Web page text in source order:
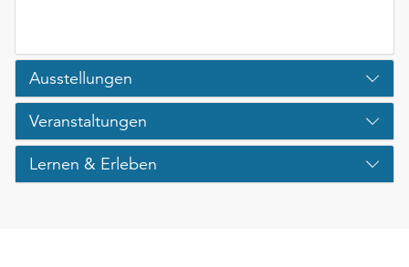
Ausstellungen
Veranstaltungen
Lernen & Erleben